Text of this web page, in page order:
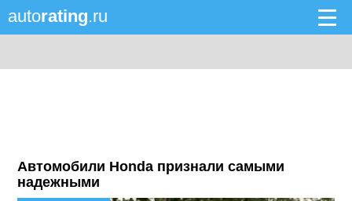
autorating.ru
Автомобили Honda признали самыми
надежными